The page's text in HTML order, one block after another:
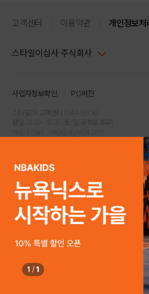
고객센터 이용약관 개인정보처
스타일이십사 주식회사
주소 : 서울시 강남구 논현로 633, 6층 (논현동, 한세
사업자등록번호 : 116-81-32499
통신판매업신고번호 : 제 2024-서울강남-04239
고객센터 1544-5336(평일 09:00~ 18:00 토/일/
사업자정보확인 PC버전
스타일24 고객센터 1544-5336
평일 09:00~ 18:00 (토/일/공휴일 휴무)
COPYRIGHTⓒ2021 STYLE24 ALL RIGHTS
1 / 1